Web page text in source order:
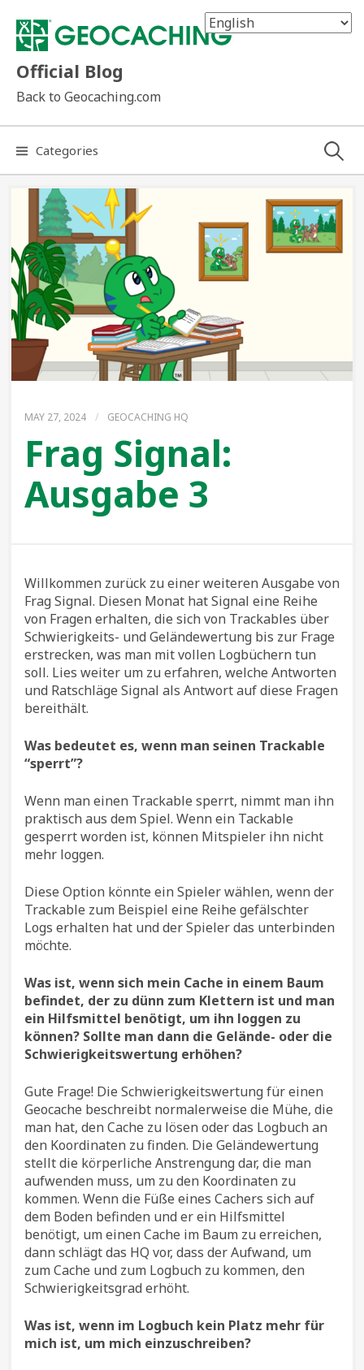
content
Official Blog
Back to Geocaching.com
Categories Search
for:
MAY 27, 2024 / GEOCACHING HQ
Frag Signal:
Ausgabe 3
Willkommen zurück zu einer weiteren Ausgabe von
Frag Signal. Diesen Monat hat Signal eine Reihe
von Fragen erhalten, die sich von Trackables über
Schwierigkeits- und Geländewertung bis zur Frage
erstrecken, was man mit vollen Logbüchern tun
soll. Lies weiter um zu erfahren, welche Antworten
und Ratschläge Signal als Antwort auf diese Fragen
bereithält.
Was bedeutet es, wenn man seinen Trackable
“sperrt”?
Wenn man einen Trackable sperrt, nimmt man ihn
praktisch aus dem Spiel. Wenn ein Tackable
gesperrt worden ist, können Mitspieler ihn nicht
mehr loggen.
Diese Option könnte ein Spieler wählen, wenn der
Trackable zum Beispiel eine Reihe gefälschter
Logs erhalten hat und der Spieler das unterbinden
möchte.
Was ist, wenn sich mein Cache in einem Baum
befindet, der zu dünn zum Klettern ist und man
ein Hilfsmittel benötigt, um ihn loggen zu
können? Sollte man dann die Gelände- oder die
Schwierigkeitswertung erhöhen?
Gute Frage! Die Schwierigkeitswertung für einen
Geocache beschreibt normalerweise die Mühe, die
man hat, den Cache zu lösen oder das Logbuch an
den Koordinaten zu finden. Die Geländewertung
stellt die körperliche Anstrengung dar, die man
aufwenden muss, um zu den Koordinaten zu
kommen. Wenn die Füße eines Cachers sich auf
dem Boden befinden und er ein Hilfsmittel
benötigt, um einen Cache im Baum zu erreichen,
dann schlägt das HQ vor, dass der Aufwand, um
zum Cache und zum Logbuch zu kommen, den
Schwierigkeitsgrad erhöht.
Was ist, wenn im Logbuch kein Platz mehr für
mich ist, um mich einzuschreiben?